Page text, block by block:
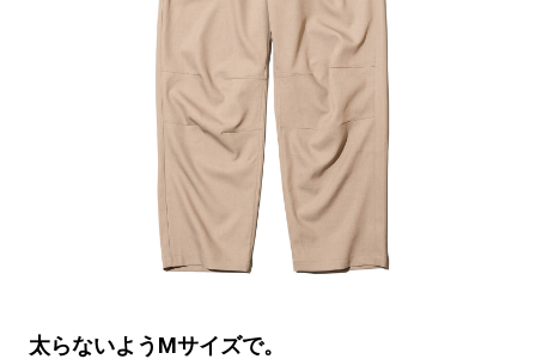
太らないようMサイズで。